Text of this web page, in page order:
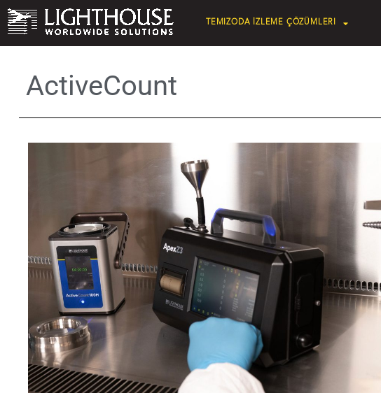
TEMIZODA İZLEME ÇÖZÜMLERI
ActiveCount